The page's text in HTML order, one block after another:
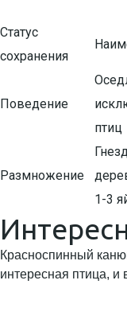
Статус
сохранения
Поведение
птиц
Размножение
1-3
Красноспинный
интересная птица, и